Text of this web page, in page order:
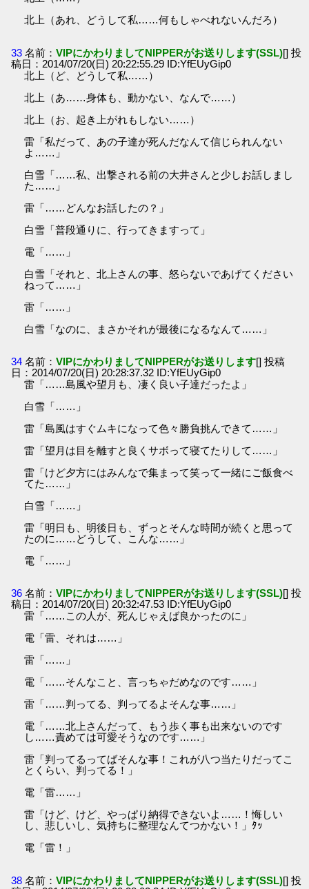
北上（あれ、どうして私……何もしゃべれないんだろ）
33 名前：VIPにかわりましてNIPPERがお送りします(SSL)[] 投
稿日：2014/07/20(日) 20:22:55.29 ID:YfEUyGip0
北上（ど、どうして私……）
北上（あ……身体も、動かない、なんで……）
北上（お、起き上がれもしない……）
雷「私だって、あの子達が死んだなんて信じられんない
よ……」
白雪「……私、出撃される前の大井さんと少しお話しまし
た……」
雷「……どんなお話したの？」
白雪「普段通りに、行ってきますって」
電「……」
白雪「それと、北上さんの事、怒らないであげてください
ねって……」
雷「……」
白雪「なのに、まさかそれが最後になるなんて……」
34 名前：VIPにかわりましてNIPPERがお送りします[] 投稿
日：2014/07/20(日) 20:28:37.32 ID:YfEUyGip0
雷「……島風や望月も、凄く良い子達だったよ」
白雪「……」
雷「島風はすぐムキになって色々勝負挑んできて……」
雷「望月は目を離すと良くサボって寝てたりして……」
雷「けど夕方にはみんなで集まって笑って一緒にご飯食べ
てた……」
白雪「……」
雷「明日も、明後日も、ずっとそんな時間が続くと思って
たのに……どうして、こんな……」
電「……」
36 名前：VIPにかわりましてNIPPERがお送りします(SSL)[] 投
稿日：2014/07/20(日) 20:32:47.53 ID:YfEUyGip0
雷「……この人が、死んじゃえば良かったのに」
電「雷、それは……」
雷「……」
電「……そんなこと、言っちゃだめなのです……」
雷「……判ってる、判ってるよそんな事……」
電「……北上さんだって、もう歩く事も出来ないのです
し……責めては可愛そうなのです……」
雷「判ってるってばそんな事！これが八つ当たりだってこ
とくらい、判ってる！」
電「雷……」
雷「けど、けど、やっぱり納得できないよ……！悔しい
し、悲しいし、気持ちに整理なんてつかない！」ﾀｯ
電「雷！」
38 名前：VIPにかわりましてNIPPERがお送りします(SSL)[] 投